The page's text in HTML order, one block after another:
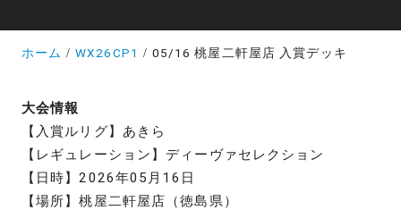
ホーム WX26CP1 05/16 桃屋二軒屋店 入賞デッキ
大会情報
【入賞ルリグ】あきら
【レギュレーション】ディーヴァセレクション
【日時】2026年05月16日
【場所】桃屋二軒屋店（徳島県）